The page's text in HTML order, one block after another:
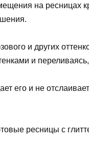
на ресницах
и других
и переливаясь,
его и не
ресницы с